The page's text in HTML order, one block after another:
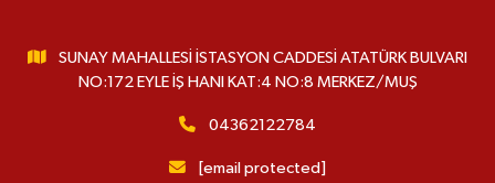
SUNAY MAHALLESİ İSTASYON CADDESİ ATATÜRK BULVARI
NO:172 EYLE İŞ HANI KAT:4 NO:8 MERKEZ/MUŞ
04362122784
[email protected]